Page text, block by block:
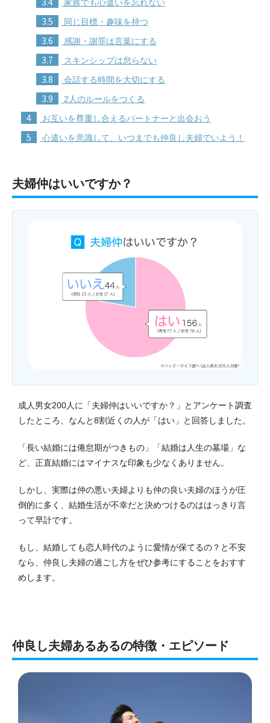
家族でも心遣いを忘れない
3.5 同じ目標・趣味を持つ
3.6 感謝・謝罪は言葉にする
3.7 スキンシップは怠らない
3.8 会話する時間を大切にする
3.9 2人のルールをつくる
4 お互いを尊重し合えるパートナーと出会おう
5 心遣いを意識して、いつまでも仲良し夫婦でいよう！
夫婦仲はいいですか？
成人男女200人に「夫婦仲はいいですか？」とアンケート調査
したところ、なんと8割近くの人が「はい」と回答しました。
「長い結婚には倦怠期がつきもの」「結婚は人生の墓場」な
ど、正直結婚にはマイナスな印象も少なくありません。
しかし、実際は仲の悪い夫婦よりも仲の良い夫婦のほうが圧
倒的に多く、結婚生活が不幸だと決めつけるのははっきり言
って早計です。
もし、結婚しても恋人時代のように愛情が保てるの？と不安
なら、仲良し夫婦の過ごし方をぜひ参考にすることをおすす
めします。
仲良し夫婦あるあるの特徴・エピソード